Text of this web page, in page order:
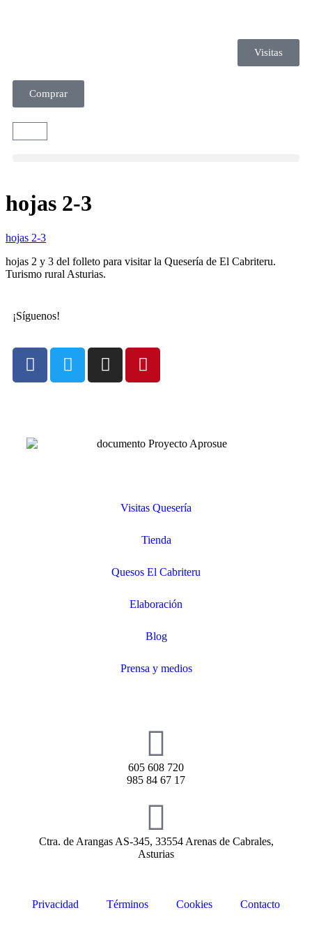
Visitas
Comprar
hojas 2-3
hojas 2-3
hojas 2 y 3 del folleto para visitar la Quesería de El Cabriteru.
Turismo rural Asturias.
¡Síguenos!
Visitas Quesería
Tienda
Quesos El Cabriteru
Elaboración
Blog
Prensa y medios
605 608 720
985 84 67 17
Ctra. de Arangas AS-345, 33554 Arenas de Cabrales,
Asturias
Privacidad Términos Cookies Contacto